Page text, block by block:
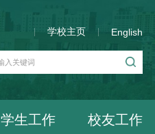
学校主页 English
学生工作 校友工作